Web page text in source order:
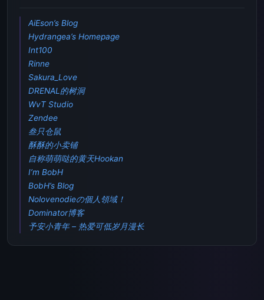
AiEson’s Blog
Hydrangea’s Homepage
Int100
Rinne
Sakura_Love
DRENAL的树洞
WvT Studio
Zendee
叁只仓鼠
酥酥的小卖铺
自称萌萌哒的黄天Hookan
I’m BobH
BobH’s Blog
Nolovenodieの個人領域！
Dominator博客
予安小青年 – 热爱可低岁月漫长